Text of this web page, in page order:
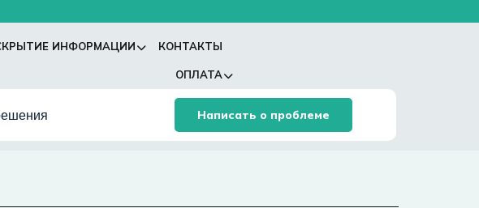
ИНФОРМАЦИИ КОНТАКТЫ
ОПЛАТА
Написать о проблеме